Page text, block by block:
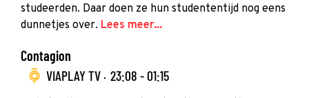
studeerden. Daar doen ze hun studententijd nog eens
dunnetjes over. Lees meer...
Contagion
VIAPLAY TV · 23:08 - 01:15